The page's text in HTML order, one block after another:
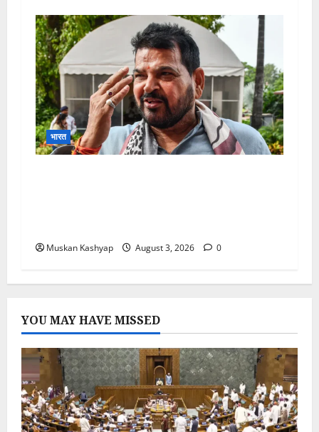
भारत
Muskan Kashyap August 3, 2026 0
YOU MAY HAVE MISSED